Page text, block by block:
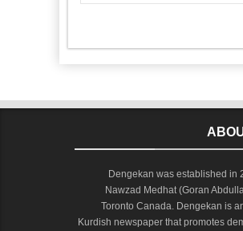
Dengekan was established in
Nawzad Medhat (Goran
Toronto Canada. Dengekan is
Kurdish newspaper that promotes